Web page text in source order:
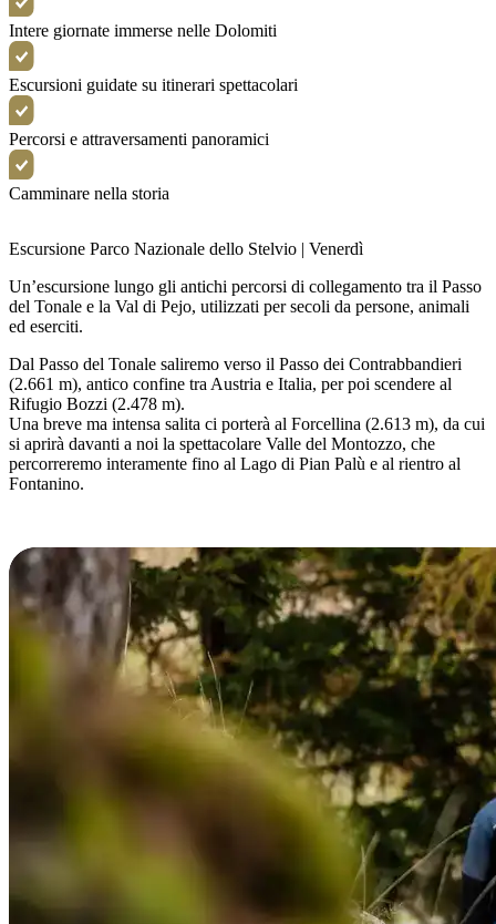
Intere giornate immerse nelle Dolomiti
Escursioni guidate su itinerari spettacolari
Percorsi e attraversamenti panoramici
Camminare nella storia
Escursione Parco Nazionale dello Stelvio | Venerdì
Un’escursione lungo gli antichi percorsi di collegamento tra il Passo
del Tonale e la Val di Pejo, utilizzati per secoli da persone, animali
ed eserciti.
Dal Passo del Tonale saliremo verso il Passo dei Contrabbandieri
(2.661 m), antico confine tra Austria e Italia, per poi scendere al
Rifugio Bozzi (2.478 m).
Una breve ma intensa salita ci porterà al Forcellina (2.613 m), da cui
si aprirà davanti a noi la spettacolare Valle del Montozzo, che
percorreremo interamente fino al Lago di Pian Palù e al rientro al
Fontanino.